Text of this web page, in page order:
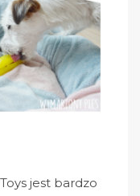
jest bardzo